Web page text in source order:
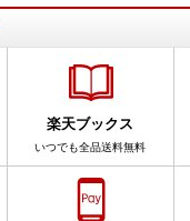
楽天ブックス
いつでも全品送料無料